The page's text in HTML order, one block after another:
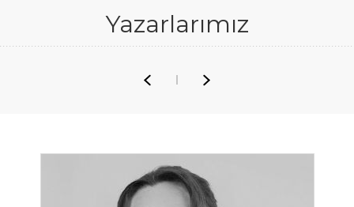
Yazarlarımız